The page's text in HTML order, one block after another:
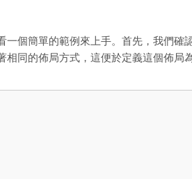
一個簡單的範例來上手。首先，我們確
同的佈局方式，這便於定義這個佈局